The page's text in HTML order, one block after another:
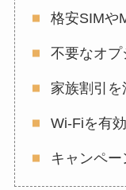
格安SIMや
不要なオプ
家族割引を
Wi-Fiを有
キャンペ